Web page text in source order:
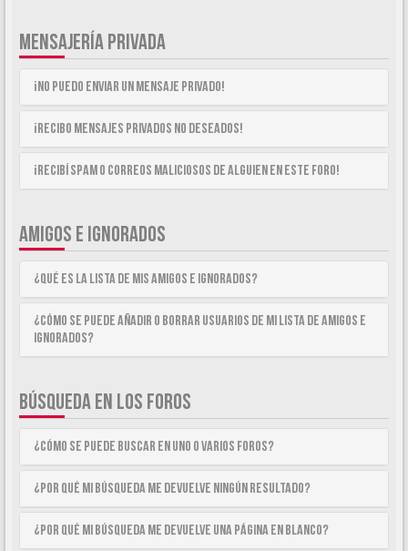
MENSAJERÍA PRIVADA
¡No puedo enviar un mensaje privado!
¡Recibo mensajes privados no deseados!
¡Recibí spam o correos maliciosos de alguien en este foro!
AMIGOS E IGNORADOS
¿Qué es la lista de Mis Amigos e Ignorados?
¿Cómo se puede añadir o borrar usuarios de mi lista de Amigos e
Ignorados?
BÚSQUEDA EN LOS FOROS
¿Cómo se puede buscar en uno o varios foros?
¿Por qué mi búsqueda me devuelve ningún resultado?
¿Por qué mi búsqueda me devuelve una página en blanco?